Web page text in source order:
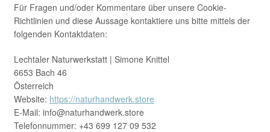
Für Fragen und/oder Kommentare über unsere Cookie-
Richtlinien und diese Aussage kontaktiere uns bitte mittels der
folgenden Kontaktdaten:
Lechtaler Naturwerkstatt | Simone Knittel
6653 Bach 46
Österreich
Website: https://naturhandwerk.store
E-Mail: info@naturhandwerk.store
Telefonnummer: +43 699 127 09 532